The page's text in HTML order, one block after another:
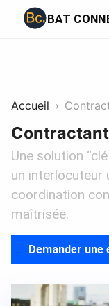
BAT
Accueil
Une solution
un interlocuteur
coordination
maîtrisée.
Demander une